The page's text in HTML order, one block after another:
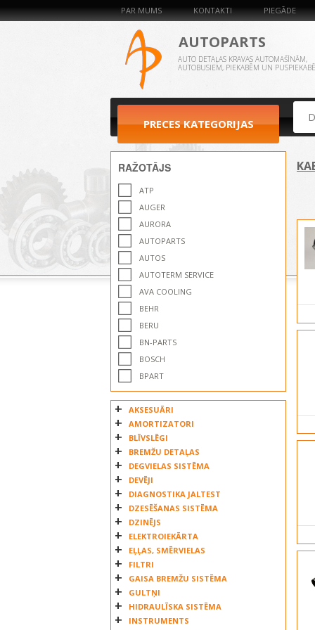
PAR MUMS KONTAKTI PIEGĀDE
AUTOPARTS
AUTO DETAĻAS KRAVAS AUTOMAŠĪNĀM,
AUTOBUSIEM, PIEKABĒM UN
PRECES KATEGORIJAS
RAŽOTĀJS
ATP
AUGER
AURORA
AUTOPARTS
AUTOS
AUTOTERM SERVICE
AVA COOLING
BEHR
BERU
BN-PARTS
BOSCH
BPART
BURKERT
BURKET
BUSCHJOST
CARRIER
CGS - TE CONNECTIVITY
DAF
DIESEL TECHNIC
DINEX
DREIHA GMBH
DX
EBERSPACHER
EBM-PAPST
EBMPAPST
AKSESUĀRI
AMORTIZATORI
BLĪVSLĒGI
BREMŽU DETAĻAS
DEGVIELAS SISTĒMA
DEVĒJI
DIAGNOSTIKA JALTEST
DZESĒŠANAS SISTĒMA
DZINĒJS
ELEKTROIEKĀRTA
EĻĻAS, SMĒRVIELAS
FILTRI
GAISA BREMŽU SISTĒMA
GULTŅI
HIDRAULĪSKA SISTĒMA
INSTRUMENTS